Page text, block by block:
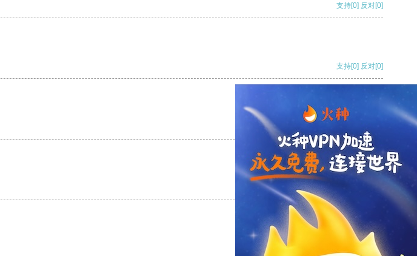
支持[0] 反对[0]
支持[0] 反对[0]
反对
反对[0]